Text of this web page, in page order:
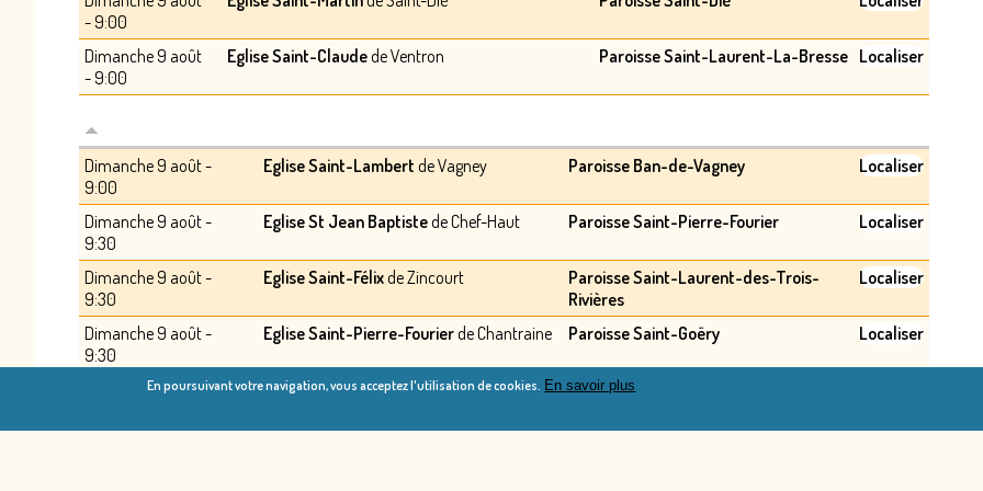
- 9:00
Dimanche 9 août
- 9:00
Eglise Saint-Claudede Ventron Paroisse Saint-Laurent-La-Bresse Localiser
Dimanche 9 août -
9:00
Eglise Saint-Lambert de Vagney Paroisse Ban-de-Vagney Localiser
Dimanche 9 août -
9:30
Eglise St Jean Baptistede Chef-Haut Paroisse Saint-Pierre-Fourier Localiser
Dimanche 9 août -
9:30
Eglise Saint-Félixde Zincourt
Paroisse Saint-Laurent-des-Trois-
Rivières
Localiser
Dimanche 9 août -
9:30
Eglise Saint-Pierre-Fourierde Chantraine Paroisse Saint-Goëry Localiser
Dimanche 9 août -
Eglise Exaltation Sainte Croixde Portieux
Paroisse Bienheureux-Jean-Martin-
En poursuivant votre navigation, vous acceptez l'utilisation de cookies. En savoir plus